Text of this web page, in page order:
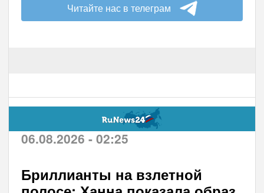
Читайте нас в телеграм
06.08.2026 - 02:25
Бриллианты на взлетной